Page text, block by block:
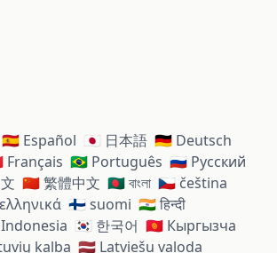
🇪🇸 Español 🇯🇵 日本語 🇩🇪 Deutsch
Français 🇧🇷 Português 🇷🇺 Русский
🇨🇳 繁體中文 🇧🇩 বাংলা 🇨🇿 čeština
🇫🇮 suomi 🇮🇳 हिन्दी
🇰🇷 한국어 🇰🇬 Кыргызча
kalba 🇱🇻 Latviešu valoda